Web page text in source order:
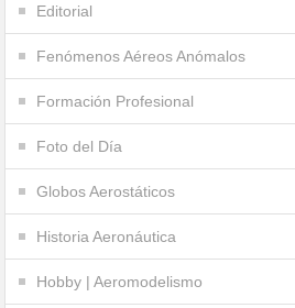
Editorial
Fenómenos Aéreos Anómalos
Formación Profesional
Foto del Día
Globos Aerostáticos
Historia Aeronáutica
Hobby | Aeromodelismo